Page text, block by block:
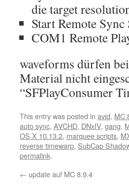
die target
Start Remote
COM1 Remote
waveforms dürfen
Material nicht
“SFPlayConsumer
This entry was posted in avid, MC
auto sync, AVCHD, DNxIV, gang,
OS X 10.13.2, marquee scripts,
reverse timewarp, SubCap
permalink.
← update auf MC 8.9.4